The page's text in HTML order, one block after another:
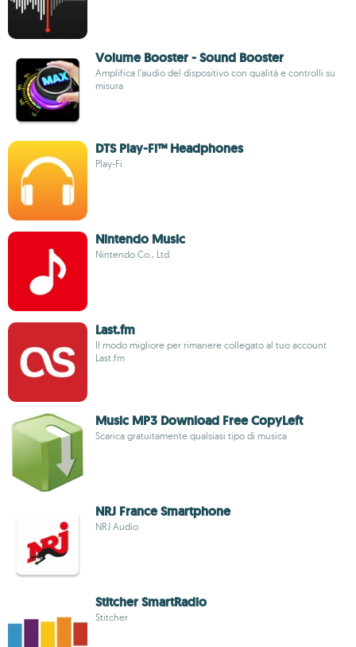
Volume Booster - Sound Booster
Amplifica l’audio del dispositivo con qualità e controlli su
misura
DTS Play-Fi™ Headphones
Play-Fi
Nintendo Music
Nintendo Co., Ltd.
Last.fm
Il modo migliore per rimanere collegato al tuo account
Last.fm
Music MP3 Download Free CopyLeft
Scarica gratuitamente qualsiasi tipo di musica
NRJ France Smartphone
NRJ Audio
Stitcher SmartRadio
Stitcher